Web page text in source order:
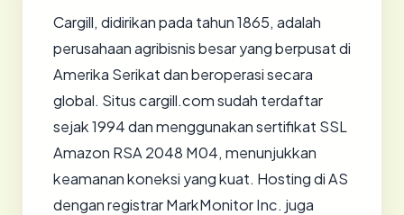
Cargill, didirikan pada tahun 1865, adalah
perusahaan agribisnis besar yang berpusat di
Amerika Serikat dan beroperasi secara
global. Situs cargill.com sudah terdaftar
sejak 1994 dan menggunakan sertifikat SSL
Amazon RSA 2048 M04, menunjukkan
keamanan koneksi yang kuat. Hosting di AS
dengan registrar MarkMonitor Inc. juga